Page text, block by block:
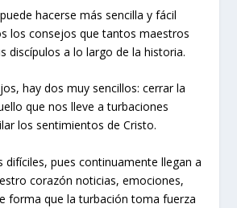
hacerse más sencilla y fácil
los consejos que tantos maestros
discípulos a lo largo de la historia.
hay dos muy sencillos: cerrar la
que nos lleve a turbaciones
los sentimientos de Cristo.
difíciles, pues continuamente llegan a
corazón noticias, emociones,
forma que la turbación toma fuerza